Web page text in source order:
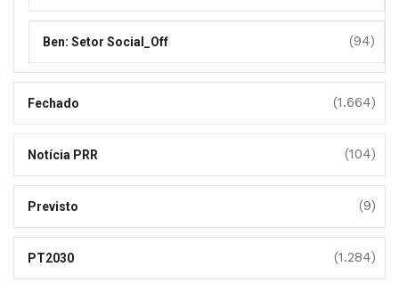
Ben: Setor Social_Off (94)
Fechado (1.664)
Notícia PRR (104)
Previsto (9)
PT2030 (1.284)